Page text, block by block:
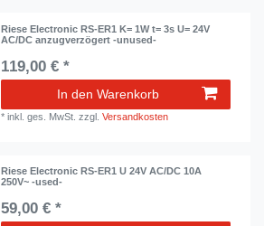
Riese Electronic RS-ER1 K= 1W t= 3s U= 24V
AC/DC anzugverzögert -unused-
119,00 € *
In den Warenkorb
*inkl. ges. MwSt. zzgl.Versandkosten
Riese Electronic RS-ER1 U 24V AC/DC 10A
250V~ -used-
59,00 € *